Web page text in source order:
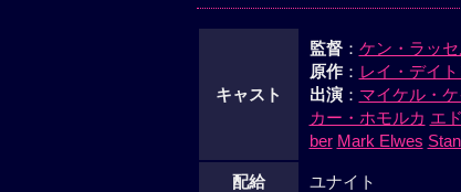
キャスト
監督： ケン・ラッ
原作： レイ・デイ
出演： マイケル・
カー・ホモルカ エ
ber Mark Elwes
配給 ユナイト